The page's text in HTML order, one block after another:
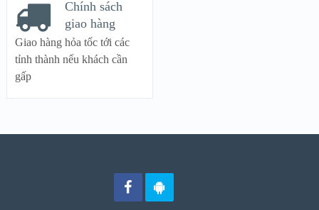
Chính sách
giao hàng
Giao hàng hỏa tốc tới các
tỉnh thành nếu khách cần
gấp